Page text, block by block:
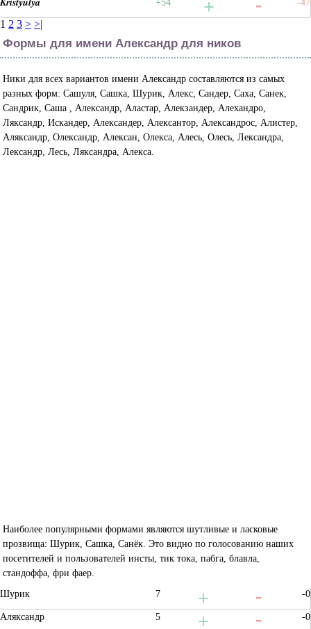
𝑲𝒓𝒊𝒔𝒕𝒚𝒖𝒍𝒚𝒂 +54 -47
1 2 3 > >|
Формы для имени Александр для ников
Ники для всех вариантов имени Александр составляются из самых
разных форм: Сашуля, Сашка, Шурик, Алекс, Сандер, Саха, Санек,
Сандрик, Саша , Александр, Аластар, Алекзандер, Алехандро,
Ляксандр, Искандер, Александер, Алексантор, Александрос, Алистер,
Аляксандр, Олександр, Алексан, Олекса, Алесь, Олесь, Лександра,
Лександр, Лесь, Ляксандра, Алекса.
Наиболее популярными формами являются шутливые и ласковые
прозвища: Шурик, Сашка, Санёк. Это видно по голосованию наших
посетителей и пользователей инсты, тик тока, пабга, блавла,
стандоффа, фри фаер.
Шурик
7 -0
Аляксандр 5 -0